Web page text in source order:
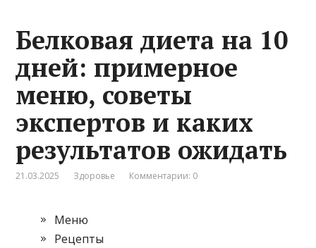
Белковая диета на 10
дней: примерное
меню, советы
экспертов и каких
результатов ожидать
21.03.2025 Здоровье Комментарии: 0
Меню
Рецепты